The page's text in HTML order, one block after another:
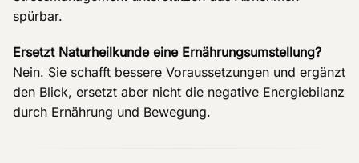
spürbar.
Ersetzt Naturheilkunde eine Ernährungsumstellung?
Nein. Sie schafft bessere Voraussetzungen und ergänzt
den Blick, ersetzt aber nicht die negative Energiebilanz
durch Ernährung und Bewegung.